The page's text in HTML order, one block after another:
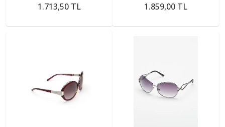
1.713,50 TL 1.859,00 TL